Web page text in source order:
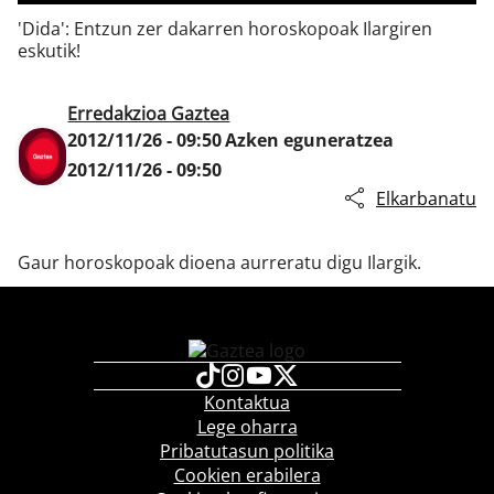
'Dida': Entzun zer dakarren horoskopoak Ilargiren
eskutik!
Erredakzioa Gaztea
2012/11/26 - 09:50Azken eguneratzea
2012/11/26 - 09:50
Elkarbanatu
Gaur horoskopoak dioena aurreratu digu Ilargik.
Kontaktua
Lege oharra
Pribatutasun politika
Cookien erabilera